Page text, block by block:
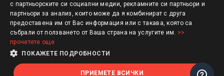
Авторско право © 2025 HERMESBOOKS.BG
1 EUR = 1.95583 BGN
с партньорските си социални медии, рекламните си партньори и
партньори за анализ, които може да я комбинират с друга
предоставена им от Вас информация или с такава, която са
събрали от ползването от Ваша страна на услугите им. >>
прочетете още
ПОКАЖЕТЕ ПОДРОБНОСТИ
ПРИЕМЕТЕ ВСИЧКИ